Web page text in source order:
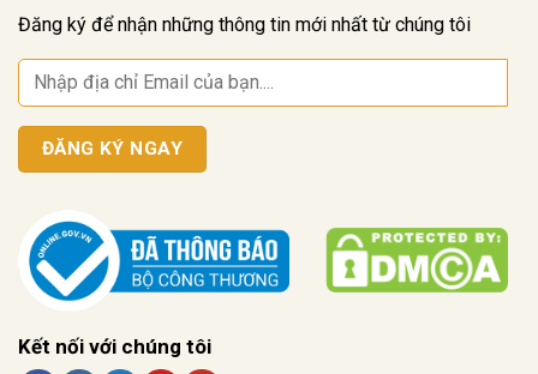
Đăng ký để nhận những thông tin mới nhất từ chúng tôi
Kết nối với chúng tôi